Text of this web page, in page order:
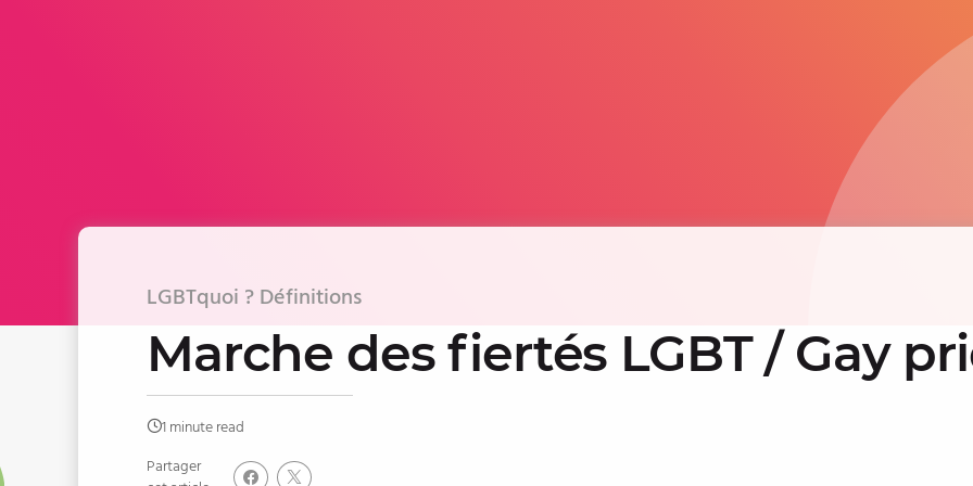
LGBTquoi ? Définitions
Marche des fiertés LGBT / Gay
1 minute read
Partager